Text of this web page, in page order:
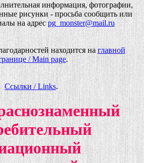
информация, фотографии,
рисунки - просьба сообщить или
на адресpg_monster@mail.ru
находится наглавной
/ Main page.
Ссылки / Links.